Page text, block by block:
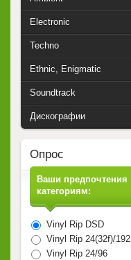
Electronic
Techno
Ethnic, Enigmatic
Soundtrack
Дискографии
Опрос
Ваши предпочтения
категориям:
Vinyl Rip DSD
Vinyl Rip 24(32f)/192
Vinyl Rip 24/96